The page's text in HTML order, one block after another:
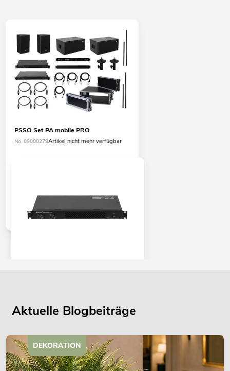
PSSO Set PA mobile PRO
No. 09000279Artikel nicht mehr verfügbar
345,00€
Aktuelle Blogbeiträge
DEKORATION